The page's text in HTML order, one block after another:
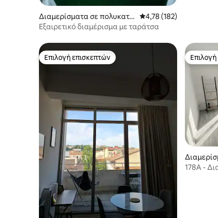
Διαμερίσματα σε πολυκατο
ικία
Μέση βαθμολογία: 4,78
4,78 (182)
Εξαιρετικό διαμέρισμα με ταράτσα
Επιλογή επισκεπτών
Επιλογή επισκεπτών
κία
178Α -